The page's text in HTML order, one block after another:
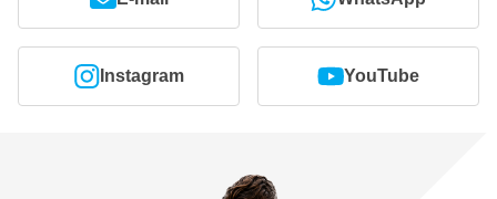
Instagram YouTube